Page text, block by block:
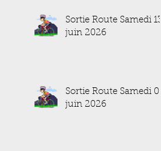
Sortie Route Samedi 13
juin 2026
Sortie Route Samedi 06
juin 2026